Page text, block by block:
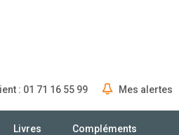
: 01 71 16 55 99 Mes alertes
Livres Compléments